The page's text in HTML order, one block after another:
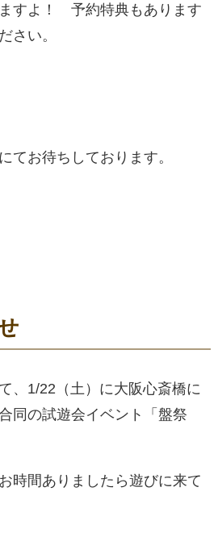
すよ！ 予約特典もあります
さい。
てお待ちしております。
、1/22（土）に大阪心斎橋に
同の試遊会イベント「盤祭
時間ありましたら遊びに来て